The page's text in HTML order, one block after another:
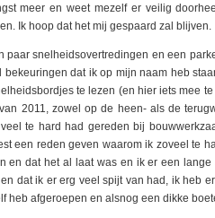
meer en weet mezelf er veilig
Ik hoop dat het mij gespaard zal blijven.
paar snelheidsovertredingen en een
dat ik op mijn naam heb
te lezen (en hier iets mee
2011, zowel op de heen- als de
te hard had gereden bij
een reden geven waarom ik zoveel te
en dat het al laat was en ik er een lange
dat ik er erg veel spijt van had, ik heb
heb afgeroepen en alsnog een dikke